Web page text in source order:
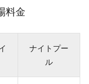
料金
ナイトプー
ル